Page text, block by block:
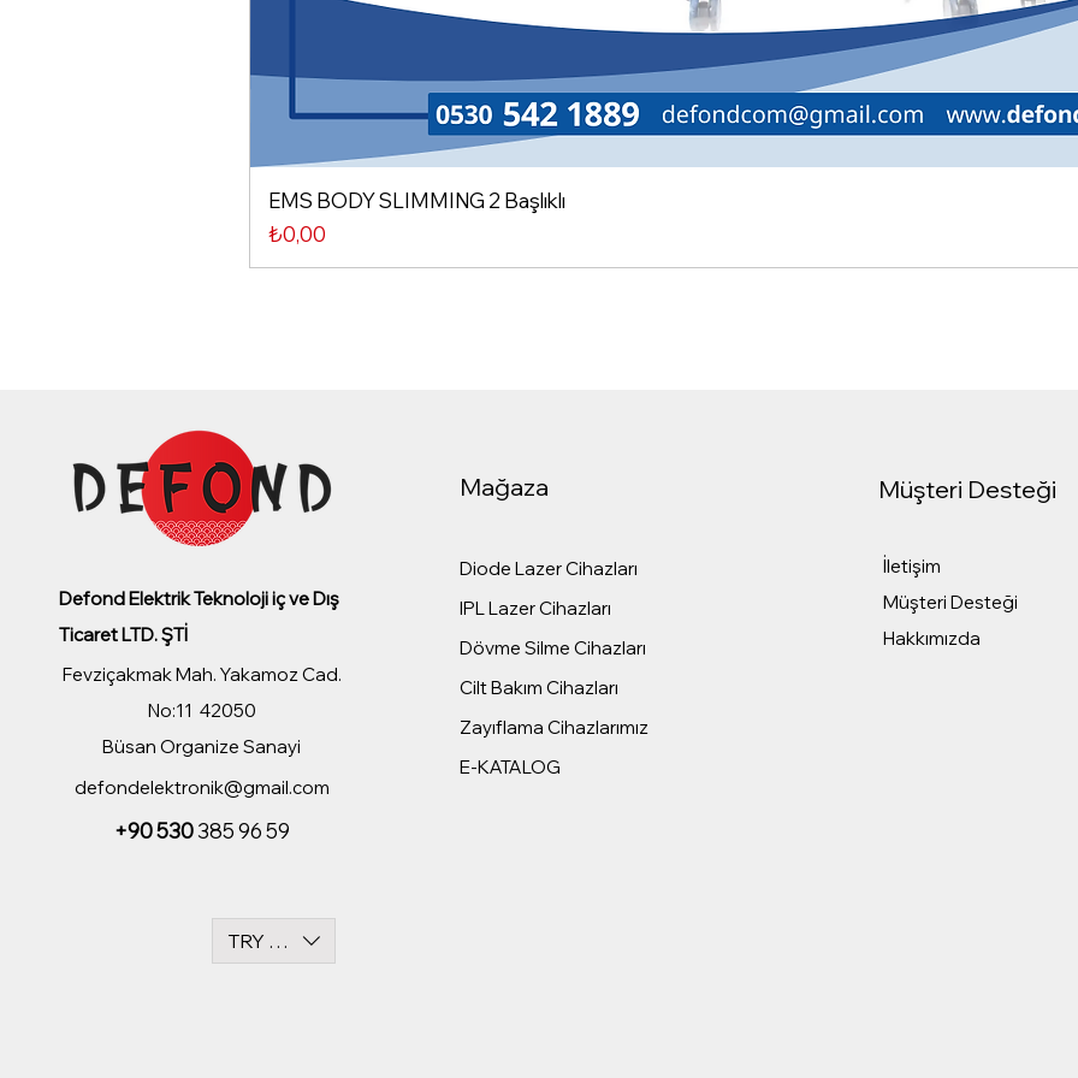
EMS BODY SLIMMING 2 Başlıklı
Fiyat
₺0,00
Defond Elektrik Teknoloji iç ve Dış
Ticaret LTD. ŞTİ
Fevziçakmak Mah. Yakamoz Cad.
No:11 42050
Büsan Organize Sanayi
defondelektronik@gmail.com
+90 530385 96 59
TRY (₺)
Mağaza
Diode Lazer Cihazları
IPL Lazer Cihazları
Dövme Silme Cihazları
Cilt Bakım Cihazları
Zayıflama Cihazlarımız
E-KATALOG
Müşteri Desteği
İletişim
Müşteri Desteği
Hakkımızda